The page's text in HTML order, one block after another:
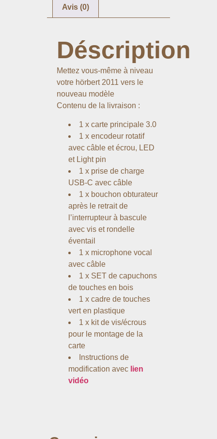
Avis (0)
Déscription
Mettez vous-même à niveau
votre hörbert 2011 vers le
nouveau modèle
Contenu de la livraison :
1 x carte principale 3.0
1 x encodeur rotatif
avec câble et écrou, LED
et Light pin
1 x prise de charge
USB-C avec câble
1 x bouchon obturateur
après le retrait de
l’interrupteur à bascule
avec vis et rondelle
éventail
1 x microphone vocal
avec câble
1 x SET de capuchons
de touches en bois
1 x cadre de touches
vert en plastique
1 x kit de vis/écrous
pour le montage de la
carte
Instructions de
modification avec lien
vidéo